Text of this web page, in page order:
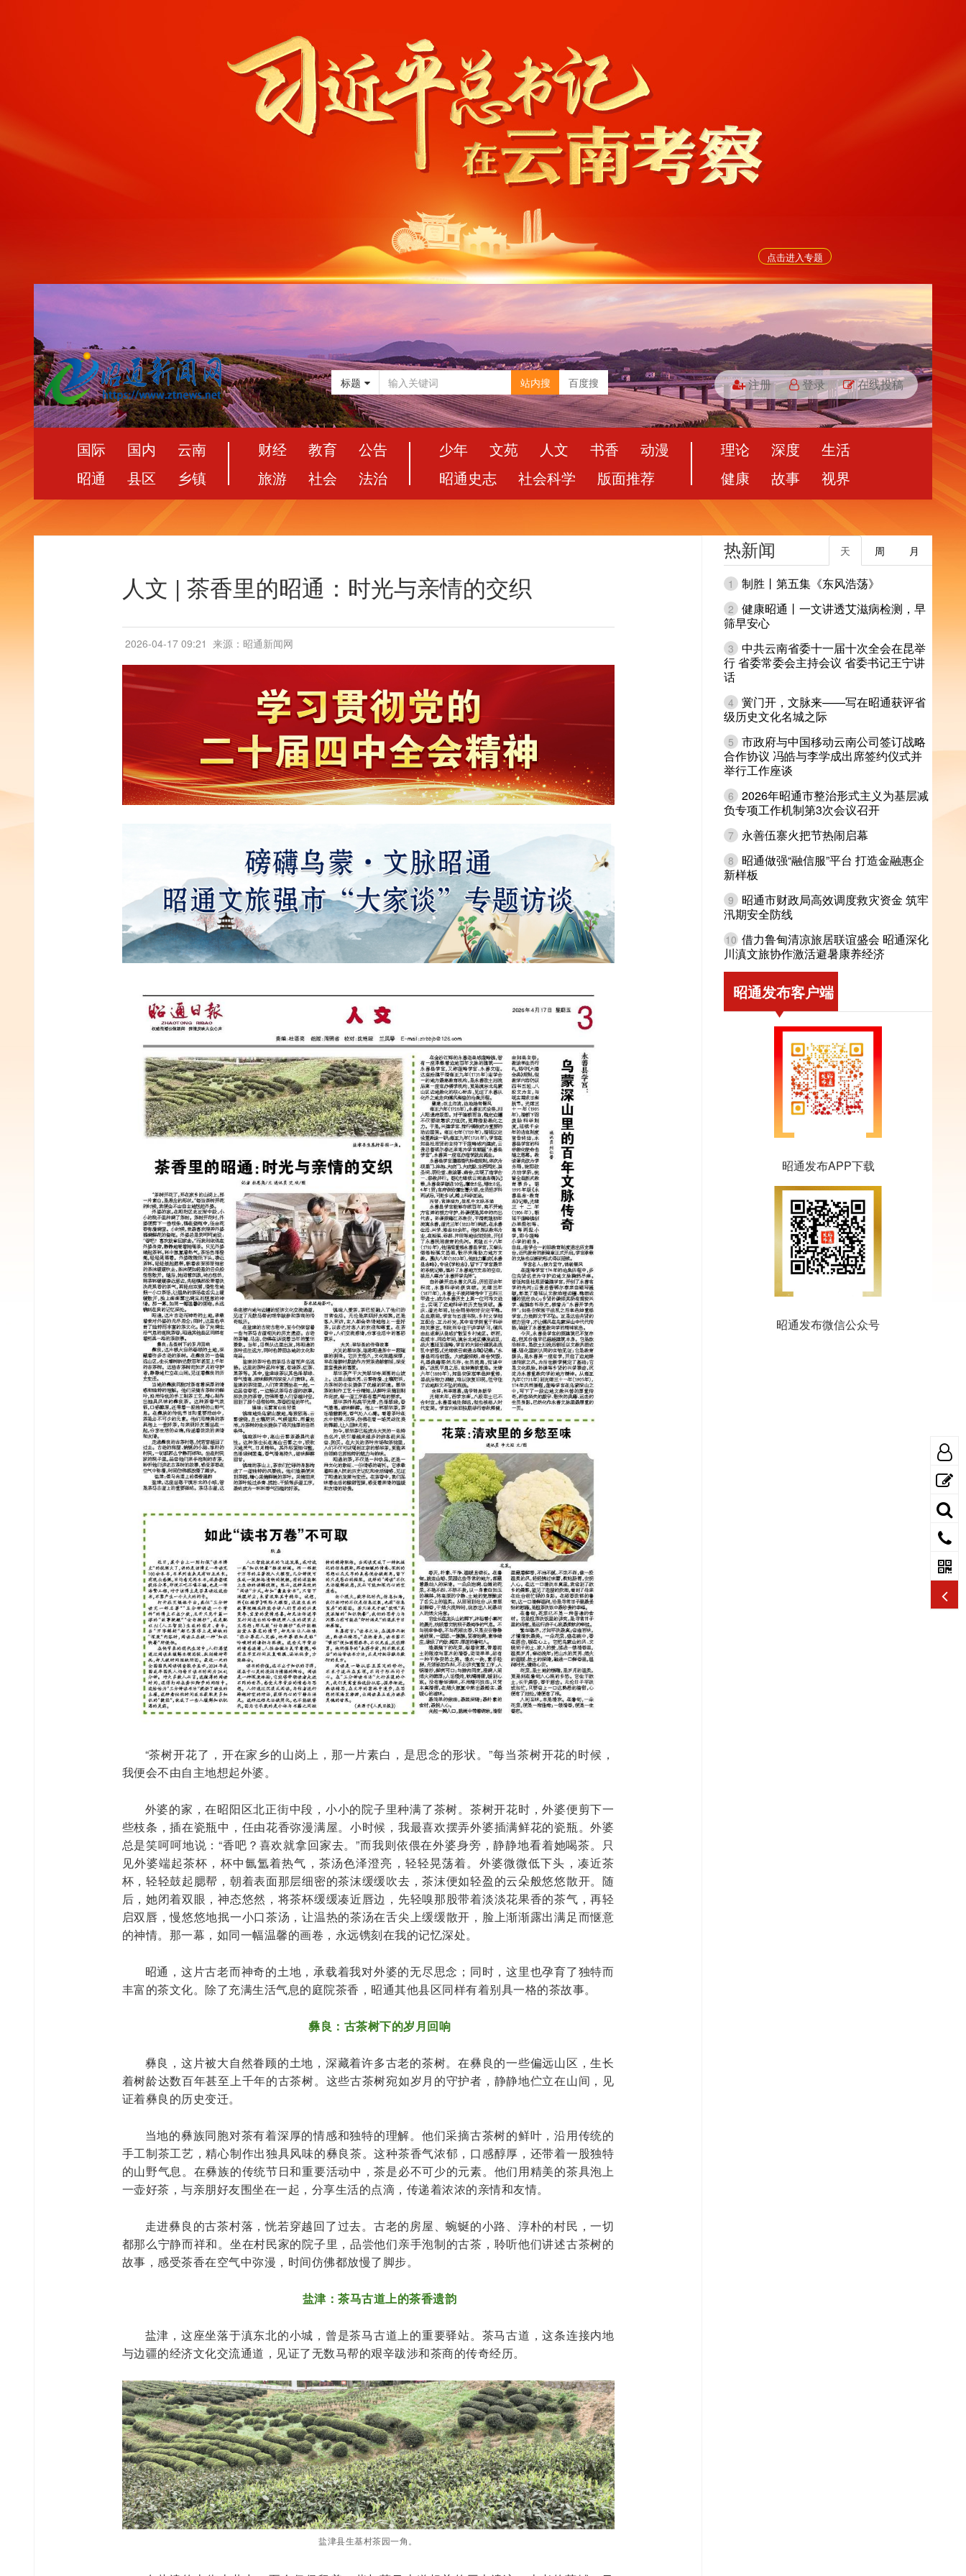
点击进入专题
标题 站内搜 百度搜 注册 登录 在线投稿
国际 国内
云南
昭通
县区 乡镇
财经 教育
公告
旅游
社会 法治
少年 文苑 人文 书香
动漫
昭通史志
社会科学 版面推荐
理论 深度
生活
健康
故事 视界
人文 | 茶香里的昭通：时光与亲情的交织
2026-04-17 09:21 来源：昭通新闻网
“茶树开花了，开在家乡的山岗上，那一片素白，是思念的形状。”每当茶树开花的时候，
我便会不由自主地想起外婆。
外婆的家，在昭阳区北正街中段，小小的院子里种满了茶树。茶树开花时，外婆便剪下一
些枝条，插在瓷瓶中，任由花香弥漫满屋。小时候，我最喜欢摆弄外婆插满鲜花的瓷瓶。外婆
总是笑呵呵地说：“香吧？喜欢就拿回家去。”而我则依偎在外婆身旁，静静地看着她喝茶。只
见外婆端起茶杯，杯中氤氲着热气，茶汤色泽澄亮，轻轻晃荡着。外婆微微低下头，凑近茶
杯，轻轻鼓起腮帮，朝着表面那层细密的茶沫缓缓吹去，茶沫便如轻盈的云朵般悠悠散开。随
后，她闭着双眼，神态悠然，将茶杯缓缓凑近唇边，先轻嗅那股带着淡淡花果香的茶气，再轻
启双唇，慢悠悠地抿一小口茶汤，让温热的茶汤在舌尖上缓缓散开，脸上渐渐露出满足而惬意
的神情。那一幕，如同一幅温馨的画卷，永远镌刻在我的记忆深处。
昭通，这片古老而神奇的土地，承载着我对外婆的无尽思念；同时，这里也孕育了独特而
丰富的茶文化。除了充满生活气息的庭院茶香，昭通其他县区同样有着别具一格的茶故事。
彝良：古茶树下的岁月回响
彝良，这片被大自然眷顾的土地，深藏着许多古老的茶树。在彝良的一些偏远山区，生长
着树龄达数百年甚至上千年的古茶树。这些古茶树宛如岁月的守护者，静静地伫立在山间，见
证着彝良的历史变迁。
当地的彝族同胞对茶有着深厚的情感和独特的理解。他们采摘古茶树的鲜叶，沿用传统的
手工制茶工艺，精心制作出独具风味的彝良茶。这种茶香气浓郁，口感醇厚，还带着一股独特
的山野气息。在彝族的传统节日和重要活动中，茶是必不可少的元素。他们用精美的茶具泡上
一壶好茶，与亲朋好友围坐在一起，分享生活的点滴，传递着浓浓的亲情和友情。
走进彝良的古茶村落，恍若穿越回了过去。古老的房屋、蜿蜒的小路、淳朴的村民，一切
都那么宁静而祥和。坐在村民家的院子里，品尝他们亲手泡制的古茶，聆听他们讲述古茶树的
故事，感受茶香在空气中弥漫，时间仿佛都放慢了脚步。
盐津：茶马古道上的茶香遗韵
盐津，这座坐落于滇东北的小城，曾是茶马古道上的重要驿站。茶马古道，这条连接内地
与边疆的经济文化交流通道，见证了无数马帮的艰辛跋涉和茶商的传奇经历。
盐津县生基村茶园一角。
热新闻 月
周
天
1 制胜丨第五集《东风浩荡》
2 健康昭通丨一文讲透艾滋病检测，早
筛早安心
3 中共云南省委十一届十次全会在昆举
行 省委常委会主持会议 省委书记王宁讲
话
4 黉门开，文脉来——写在昭通获评省
级历史文化名城之际
5 市政府与中国移动云南公司签订战略
合作协议 冯皓与李学成出席签约仪式并
举行工作座谈
6 2026年昭通市整治形式主义为基层减
负专项工作机制第3次会议召开
7 永善伍寨火把节热闹启幕
8
昭通做强“融信服”平台 打造金融惠企
新样板
9
昭通市财政局高效调度救灾资金 筑牢
汛期安全防线
10 借力鲁甸清凉旅居联谊盛会 昭通深化
川滇文旅协作激活避暑康养经济
昭通发布客户端
昭通发布APP下载
昭通发布微信公众号